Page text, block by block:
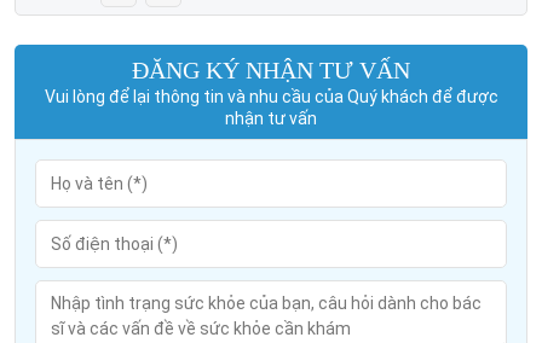
ĐĂNG KÝ NHẬN TƯ VẤN
Vui lòng để lại thông tin và nhu cầu của Quý khách để được
nhận tư vấn